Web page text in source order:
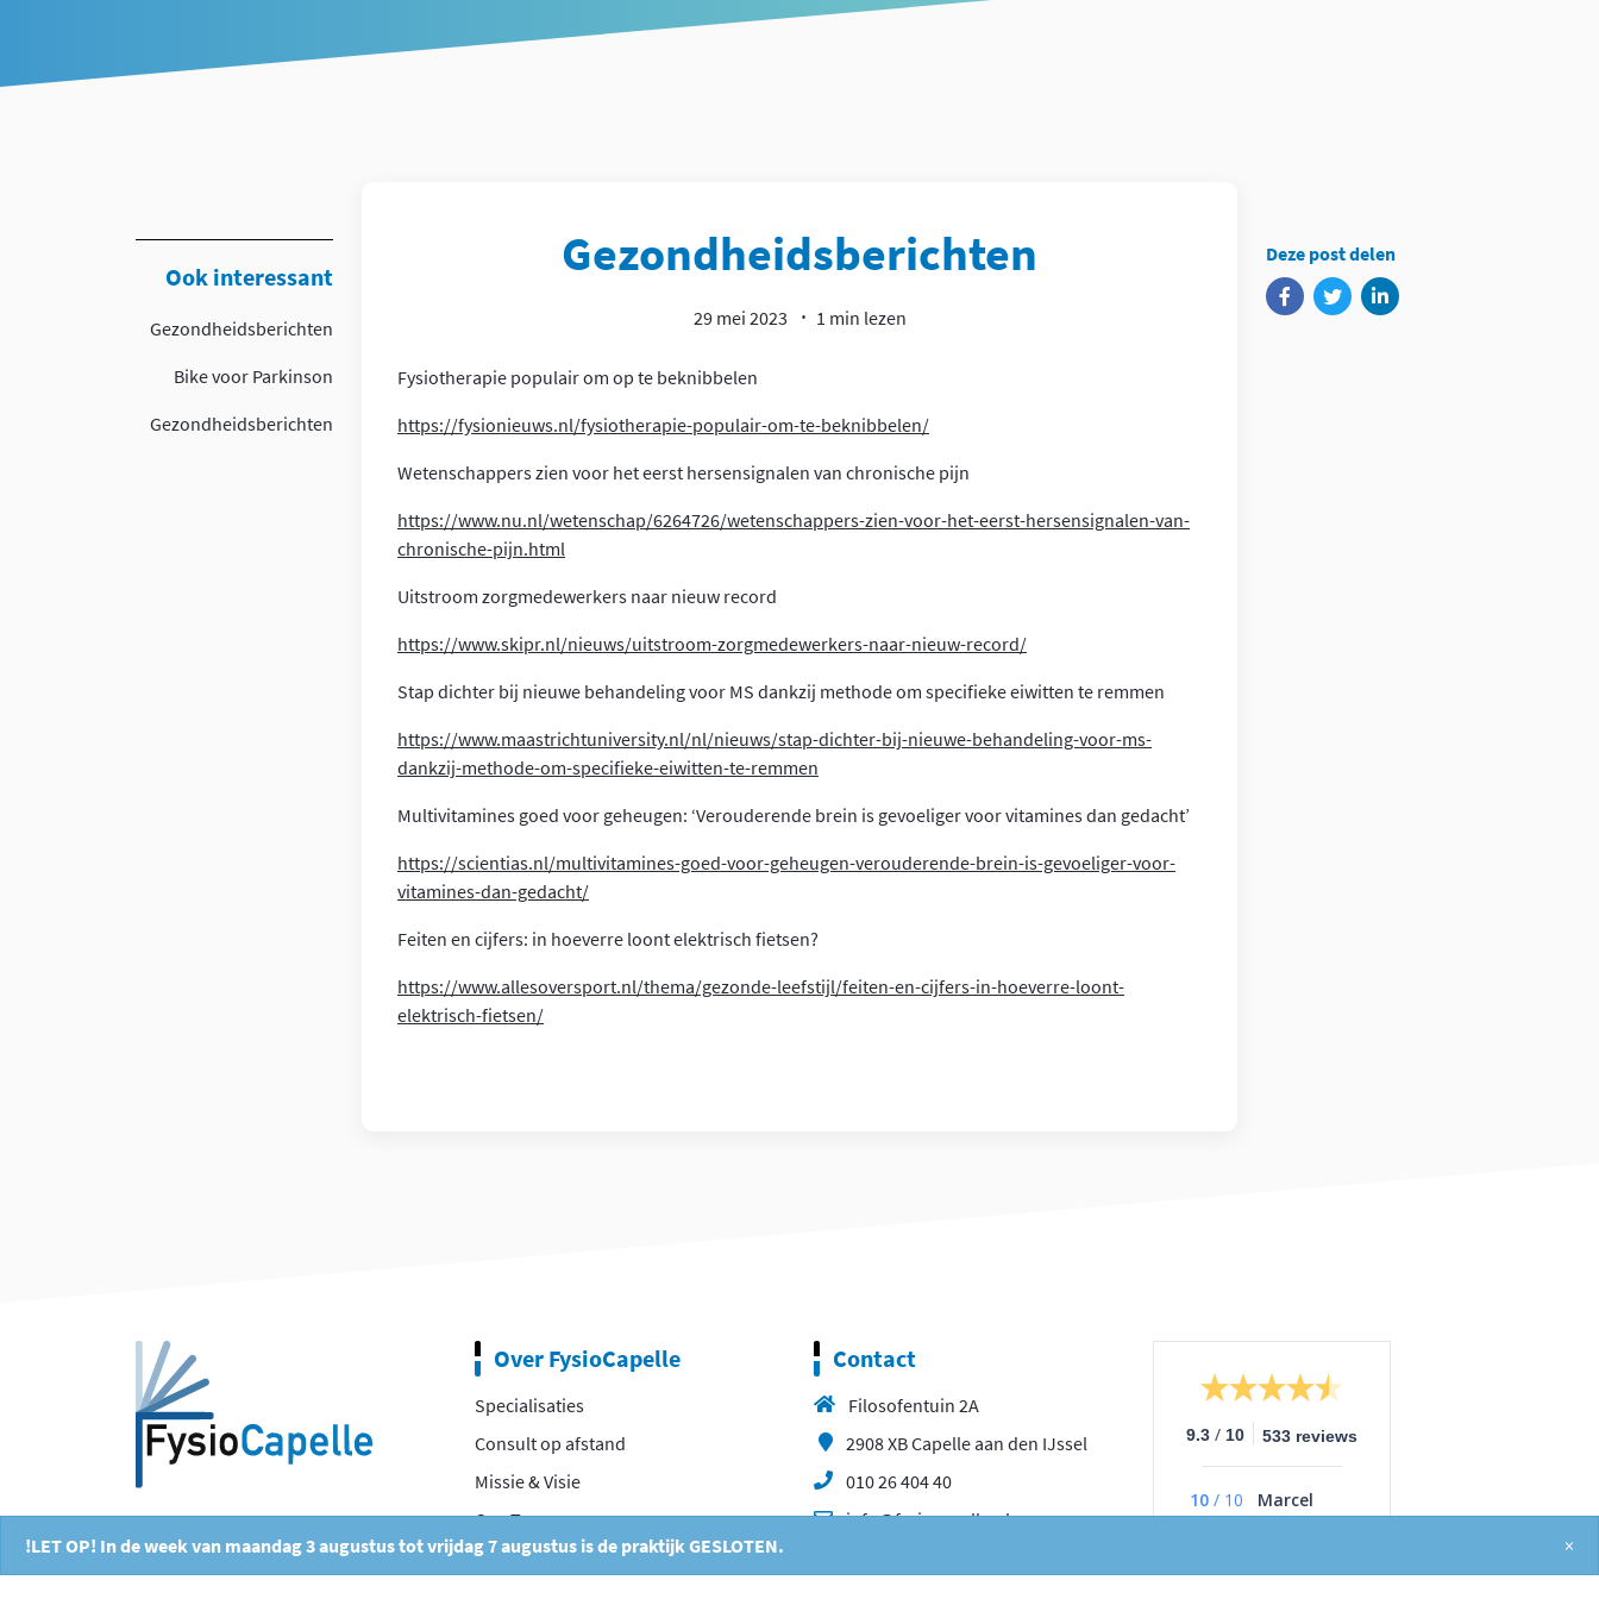
!LET OP! In de week van maandag 3 augustus tot vrijdag 7 augustus is de praktijk GESLOTEN. ×
Ook interessant
Gezondheidsberichten
Bike voor Parkinson
Gezondheidsberichten
Deze post delen
Gezondheidsberichten
29 mei 2023 1 min lezen
Fysiotherapie populair om op te beknibbelen
https://fysionieuws.nl/fysiotherapie-populair-om-te-beknibbelen/
Wetenschappers zien voor het eerst hersensignalen van chronische pijn
https://www.nu.nl/wetenschap/6264726/wetenschappers-zien-voor-het-eerst-hersensignalen-van-
chronische-pijn.html
Uitstroom zorgmedewerkers naar nieuw record
https://www.skipr.nl/nieuws/uitstroom-zorgmedewerkers-naar-nieuw-record/
Stap dichter bij nieuwe behandeling voor MS dankzij methode om specifieke eiwitten te remmen
https://www.maastrichtuniversity.nl/nl/nieuws/stap-dichter-bij-nieuwe-behandeling-voor-ms-
dankzij-methode-om-specifieke-eiwitten-te-remmen
Multivitamines goed voor geheugen: ‘Verouderende brein is gevoeliger voor vitamines dan gedacht’
https://scientias.nl/multivitamines-goed-voor-geheugen-verouderende-brein-is-gevoeliger-voor-
vitamines-dan-gedacht/
Feiten en cijfers: in hoeverre loont elektrisch fietsen?
https://www.allesoversport.nl/thema/gezonde-leefstijl/feiten-en-cijfers-in-hoeverre-loont-
elektrisch-fietsen/
Over FysioCapelle
Specialisaties
Consult op afstand
Missie & Visie
Ons Team
Vacatures
Contact
Filosofentuin 2A
2908 XB Capelle aan den IJssel
010 26 404 40
info@fysiocapelle.nl
9.3 / 10 533 reviews
10 / 10
Marcel
Hordijk
ervaring .Geeft